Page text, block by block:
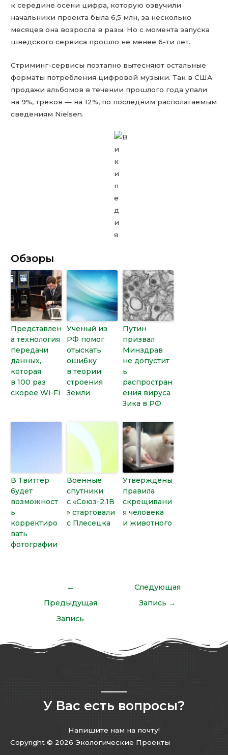
к середине осени цифра, которую озвучили
начальники проекта была 6,5 млн, за несколько
месяцев она возросла в разы. Но с момента запуска
шведского сервиса прошло не менее 6-ти лет.
Стриминг-сервисы поэтапно вытесняют остальные
форматы потребления цифровой музыки. Так в США
продажи альбомов в течении прошлого года упали
на 9%, треков — на 12%, по последним располагаемым
сведениям Nielsen.
Обзоры
Представлен
а технология
передачи
данных,
которая
в 100 раз
скорее Wi-Fi
Ученый из
РФ помог
отыскать
ошибку
в теории
строения
Земли
Путин
призвал
Минздрав
не допустит
ь
распростран
ения вируса
Зика в РФ
В Твиттер
будет
возможност
ь
корректиро
вать
фотографии
Военные
спутники
с «Союз-2.1В
» стартовали
с Плесецка
Утверждены
правила
скрещивани
я человека
и животного
←
Предыдущая
Запись
Следующая
Запись →
У Вас есть вопросы?
Напишите нам на почту!
Copyright © 2026 Экологические Проекты